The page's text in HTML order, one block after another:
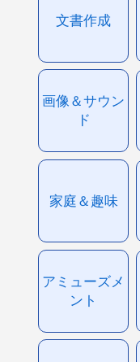
文書作成
画像＆サウン
ド
家庭＆趣味
アミューズメ
ント